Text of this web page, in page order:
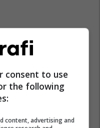
consent to use
the following
content, advertising and